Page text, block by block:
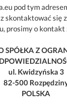
pod tym
skontaktować się
prosimy o kontakt
SPÓŁKA Z
ul. Kwidzyńska 3
82-500
POLSKA